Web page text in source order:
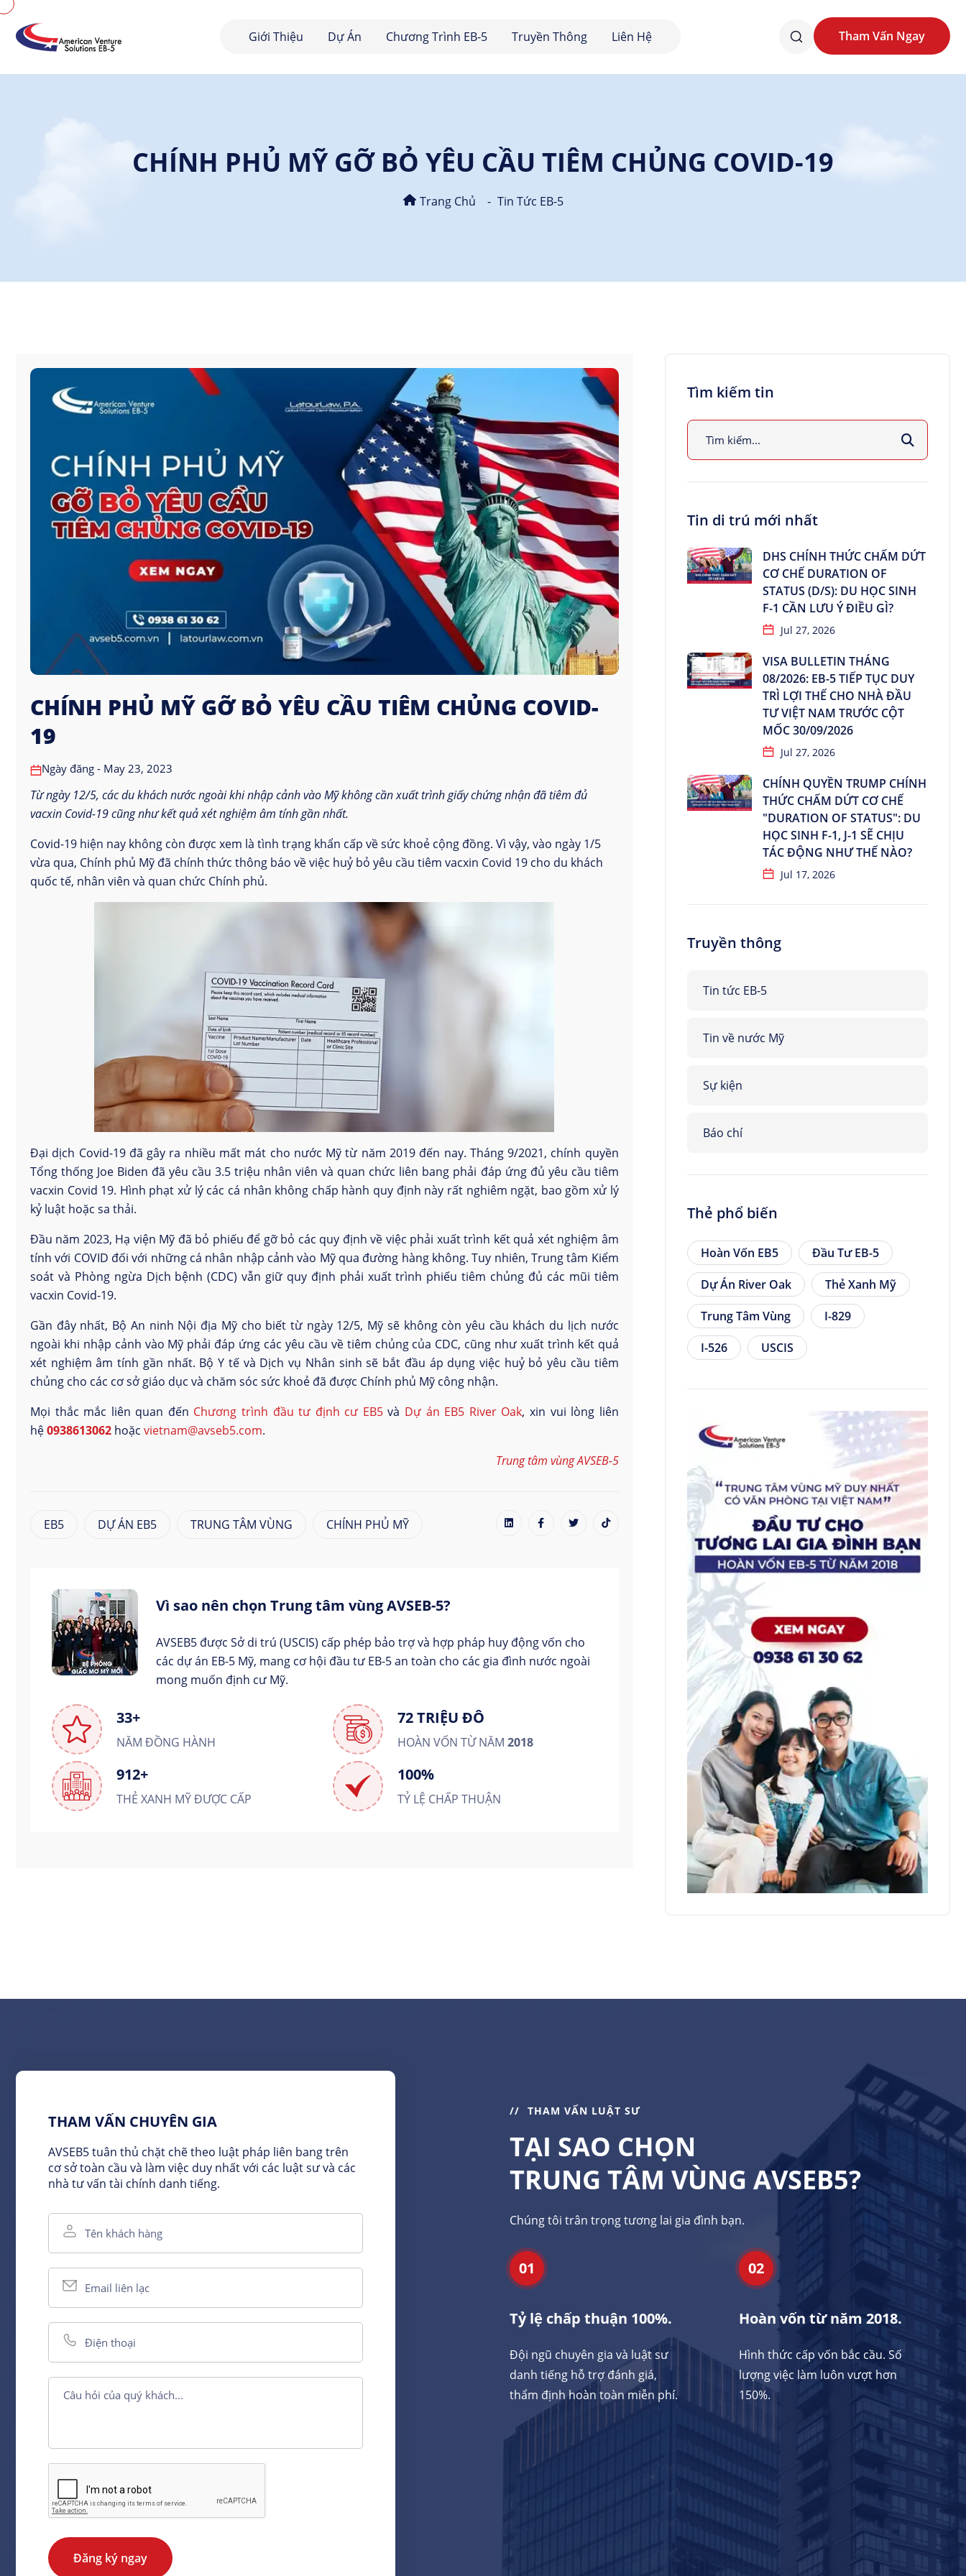
Giới Thiệu Dự Án Chương Trình EB-5 Truyền Thông Liên Hệ
Tham Vấn Ngay
Tham Vấn Ngay
CHÍNH PHỦ MỸ GỠ BỎ YÊU CẦU TIÊM CHỦNG COVID-19
Trang Chủ Tin Tức EB-5
CHÍNH PHỦ MỸ GỠ BỎ YÊU CẦU TIÊM CHỦNG COVID-
19
Ngày đăng - May 23, 2023
Từ ngày 12/5, các du khách nước ngoài khi nhập cảnh vào Mỹ không cần xuất trình giấy chứng nhận đã tiêm đủ
vacxin Covid-19 cũng như kết quả xét nghiệm âm tính gần nhất.
Covid-19 hiện nay không còn được xem là tình trạng khẩn cấp về sức khoẻ cộng đồng. Vì vậy, vào ngày 1/5
vừa qua, Chính phủ Mỹ đã chính thức thông báo về việc huỷ bỏ yêu cầu tiêm vacxin Covid 19 cho du khách
quốc tế, nhân viên và quan chức Chính phủ.
Đại dịch Covid-19 đã gây ra nhiều mất mát cho nước Mỹ từ năm 2019 đến nay. Tháng 9/2021, chính quyền
Tổng thống Joe Biden đã yêu cầu 3.5 triệu nhân viên và quan chức liên bang phải đáp ứng đủ yêu cầu tiêm
vacxin Covid 19. Hình phạt xử lý các cá nhân không chấp hành quy định này rất nghiêm ngặt, bao gồm xử lý
kỷ luật hoặc sa thải.
Đầu năm 2023, Hạ viện Mỹ đã bỏ phiếu để gỡ bỏ các quy định về việc phải xuất trình kết quả xét nghiệm âm
tính với COVID đối với những cá nhân nhập cảnh vào Mỹ qua đường hàng không. Tuy nhiên, Trung tâm Kiểm
soát và Phòng ngừa Dịch bệnh (CDC) vẫn giữ quy định phải xuất trình phiếu tiêm chủng đủ các mũi tiêm
vacxin Covid-19.
Gần đây nhất, Bộ An ninh Nội địa Mỹ cho biết từ ngày 12/5, Mỹ sẽ không còn yêu cầu khách du lịch nước
ngoài khi nhập cảnh vào Mỹ phải đáp ứng các yêu cầu về tiêm chủng của CDC, cũng như xuất trình kết quả
xét nghiệm âm tính gần nhất. Bộ Y tế và Dịch vụ Nhân sinh sẽ bắt đầu áp dụng việc huỷ bỏ yêu cầu tiêm
chủng cho các cơ sở giáo dục và chăm sóc sức khoẻ đã được Chính phủ Mỹ công nhận.
Mọi thắc mắc liên quan đến Chương trình đầu tư định cư EB5và Dự án EB5 River Oak, xin vui lòng liên
hệ0938613062 hoặc vietnam@avseb5.com.
Trung tâm vùng AVSEB-5
EB5 DỰ ÁN EB5 TRUNG TÂM VÙNG CHÍNH PHỦ MỸ
Vì sao nên chọn Trung tâm vùng AVSEB-5?
AVSEB5 được Sở di trú (USCIS) cấp phép bảo trợ và hợp pháp huy động vốn cho
các dự án EB-5 Mỹ, mang cơ hội đầu tư EB-5 an toàn cho các gia đình nước ngoài
mong muốn định cư Mỹ.
33+
NĂM ĐỒNG HÀNH
912+
THẺ XANH MỸ ĐƯỢC CẤP
72 TRIỆU ĐÔ
HOÀN VỐN TỪ NĂM2018
100%
TỶ LỆ CHẤP THUẬN
Tìm kiếm tin
Tin di trú mới nhất
DHS CHÍNH THỨC CHẤM DỨT
CƠ CHẾ DURATION OF
STATUS (D/S): DU HỌC SINH
F-1 CẦN LƯU Ý ĐIỀU GÌ?
Jul 27, 2026
VISA BULLETIN THÁNG
08/2026: EB-5 TIẾP TỤC DUY
TRÌ LỢI THẾ CHO NHÀ ĐẦU
TƯ VIỆT NAM TRƯỚC CỘT
MỐC 30/09/2026
Jul 27, 2026
CHÍNH QUYỀN TRUMP CHÍNH
THỨC CHẤM DỨT CƠ CHẾ
"DURATION OF STATUS": DU
HỌC SINH F-1, J-1 SẼ CHỊU
TÁC ĐỘNG NHƯ THẾ NÀO?
Jul 17, 2026
Truyền thông
Tin tức EB-5
Tin về nước Mỹ
Sự kiện
Báo chí
Thẻ phổ biến
Hoàn Vốn EB5
Đầu Tư EB-5
Dự Án River Oak
Thẻ Xanh Mỹ
Trung Tâm Vùng
I-829
I-526
USCIS
THAM VẤN CHUYÊN GIA
AVSEB5 tuân thủ chặt chẽ theo luật pháp liên bang trên
cơ sở toàn cầu và làm việc duy nhất với các luật sư và các
nhà tư vấn tài chính danh tiếng.
Đăng ký ngay
THAM VẤN LUẬT SƯ
TẠI SAO CHỌN
TRUNG TÂM VÙNG AVSEB5?
Chúng tôi trân trọng tương lai gia đình bạn.
01
Tỷ lệ chấp thuận 100%.
Đội ngũ chuyên gia và luật sư
danh tiếng hỗ trợ đánh giá,
thẩm định hoàn toàn miễn phí.
02
Hoàn vốn từ năm 2018.
Hình thức cấp vốn bắc cầu. Số
lượng việc làm luôn vượt hơn
150%.